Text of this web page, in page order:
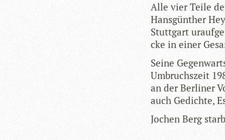
Alle vier Teile
Hans­gün­ther
Stutt­gart
cke in einer
Seine
Umbruchs­zeit
an der Ber­li­ner
auch Gedichte,
Jochen Berg